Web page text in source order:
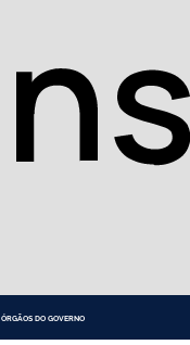
ÓRGÃOS DO GOVERNO